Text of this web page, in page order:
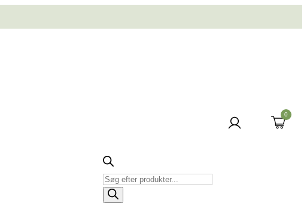
Produktsøgning
0